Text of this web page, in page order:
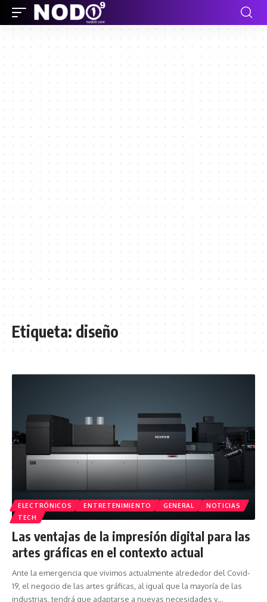
Etiqueta:diseño
ELECTRÓNICOS ENTRETENIMIENTO GENERAL
NOTICIAS
TECH
Las ventajas de la impresión digital para las
artes gráficas en el contexto actual
Ante la emergencia que vivimos actualmente alrededor del Covid-
19, el negocio de las artes gráficas, al igual que la mayoría de las
industrias, tendrá que adaptarse a nuevas necesidades y…